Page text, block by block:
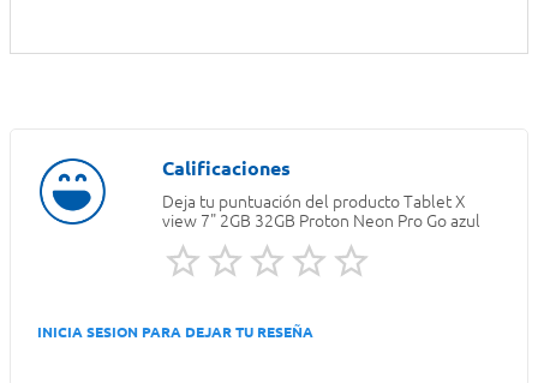
Deja tu puntuación del producto Tablet X
view 7" 2GB 32GB Proton Neon Pro Go azul
INICIA SESION PARA DEJAR TU RESEÑA